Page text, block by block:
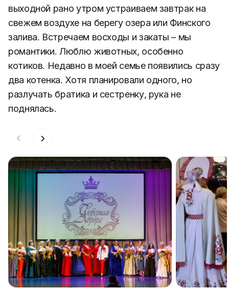
выходной рано утром устраиваем завтрак на
свежем воздухе на берегу озера или Финского
залива. Встречаем восходы и закаты – мы
романтики. Люблю животных, особенно
котиков. Недавно в моей семье появились сразу
два котенка. Хотя планировали одного, но
разлучать братика и сестренку, рука не
поднялась.